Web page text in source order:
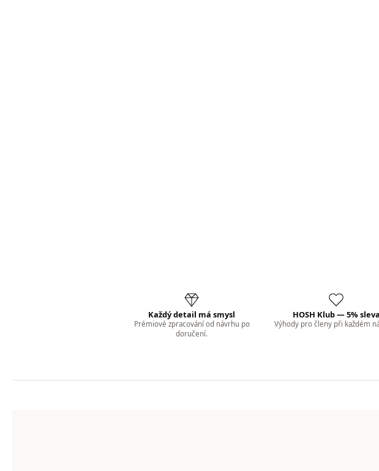
Každý detail má smysl
Prémiové zpracování od návrhu po
doručení.
HOSH Klub — 5% sleva
Výhody pro členy při každém